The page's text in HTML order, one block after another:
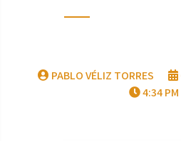
PABLO VÉLIZ TORRES
4:34 PM